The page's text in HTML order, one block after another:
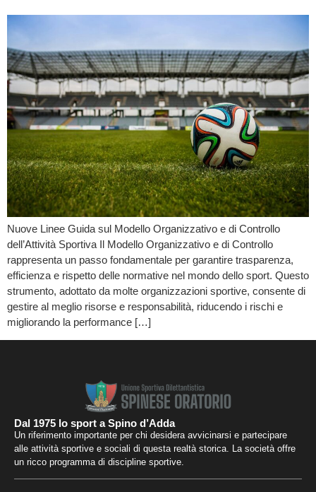
Nuove Linee Guida sul Modello Organizzativo e di Controllo
dell’Attività Sportiva Il Modello Organizzativo e di Controllo
rappresenta un passo fondamentale per garantire trasparenza,
efficienza e rispetto delle normative nel mondo dello sport. Questo
strumento, adottato da molte organizzazioni sportive, consente di
gestire al meglio risorse e responsabilità, riducendo i rischi e
migliorando la performance […]
Dal 1975 lo sport a Spino d’Adda
Un riferimento importante per chi desidera avvicinarsi e partecipare
alle attività sportive e sociali di questa realtà storica. La società offre
un ricco programma di discipline sportive.